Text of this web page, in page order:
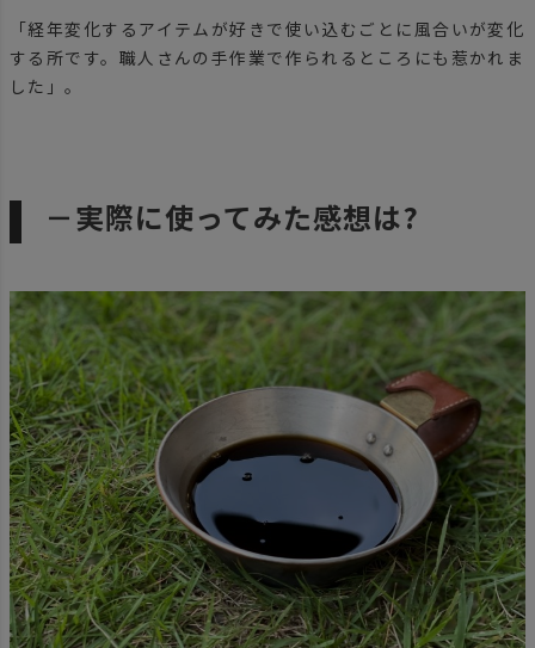
「経年変化するアイテムが好きで使い込むごとに風合いが変化
する所です。職人さんの手作業で作られるところにも惹かれま
した」。
－実際に使ってみた感想は?